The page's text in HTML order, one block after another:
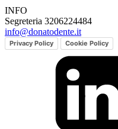
INFO
Segreteria 3206224484
info@donatodente.it
Privacy Policy Cookie Policy